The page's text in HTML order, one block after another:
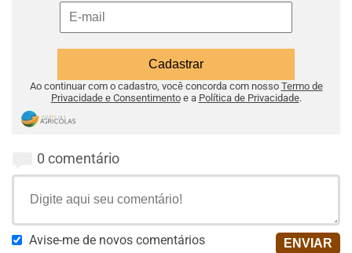
Ao continuar com o cadastro, você concorda com nosso Termo de
Privacidade e Consentimentoe a Política de Privacidade.
0 comentário
Avise-me de novos comentários